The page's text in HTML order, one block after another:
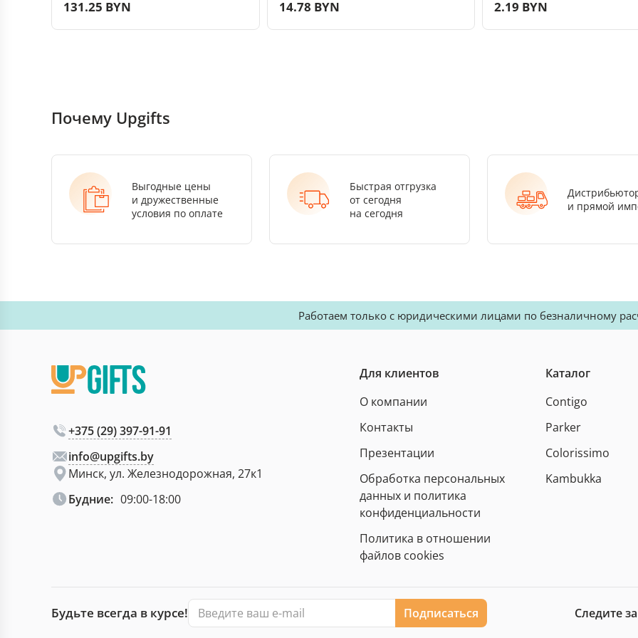
131.25 BYN 14.78 BYN 2.19 BYN
Почему Upgifts
Выгодные цены
и дружественные
условия по оплате
Быстрая отгрузка
от сегодня
на сегодня
и прямой
Работаем только с юридическими лицами по безналичному
+375 (29) 397-91-91
info@upgifts.by
Минск, ул. Железнодорожная, 27к1
Будние: 09:00-18:00
Для клиентов
О компании
Контакты
Презентации
Обработка персональных
данных и политика
конфиденциальности
Политика в отношении
файлов cookies
Каталог
Contigo
Parker
Colorissimo
Kambukka
Будьте всегда в курсе! Подписаться Следите